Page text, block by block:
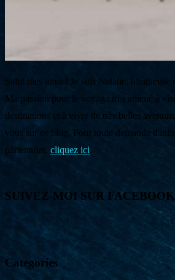
Salut mes amis ! Je suis Natalie, blogueuse
Ma passion pour le voyage m'a amené à
destinations et à vivre de très belles
vous sur ce blog. Pour toute demande
partenariat, cliquez ici.
SUIVEZ-MOI SUR FACEBOOK
Categories